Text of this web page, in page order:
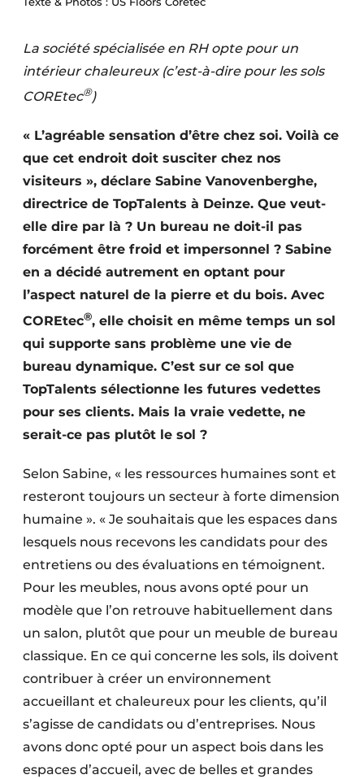
Privacy / Cookie statement
S’inscrire à l’événement
S’inscrire
S’inscrire
Termes et conditions
Video’s
La société spécialisée en RH opte pour un
intérieur chaleureux (c’est-à-dire pour les sols
COREtec®)
« L’agréable sensation d’être chez soi. Voilà ce
que cet endroit doit susciter chez nos
visiteurs », déclare Sabine Vanovenberghe,
directrice de TopTalents à Deinze. Que veut-
elle dire par là ? Un bureau ne doit-il pas
forcément être froid et impersonnel ? Sabine
en a décidé autrement en optant pour
l’aspect naturel de la pierre et du bois. Avec
COREtec®, elle choisit en même temps un sol
qui supporte sans problème une vie de
bureau dynamique. C’est sur ce sol que
TopTalents sélectionne les futures vedettes
pour ses clients. Mais la vraie vedette, ne
serait-ce pas plutôt le sol ?
Selon Sabine, « les ressources humaines sont et
resteront toujours un secteur à forte dimension
humaine ». « Je souhaitais que les espaces dans
lesquels nous recevons les candidats pour des
entretiens ou des évaluations en témoignent.
Pour les meubles, nous avons opté pour un
modèle que l’on retrouve habituellement dans
un salon, plutôt que pour un meuble de bureau
classique. En ce qui concerne les sols, ils doivent
contribuer à créer un environnement
accueillant et chaleureux pour les clients, qu’il
s’agisse de candidats ou d’entreprises. Nous
avons donc opté pour un aspect bois dans les
espaces d’accueil, avec de belles et grandes